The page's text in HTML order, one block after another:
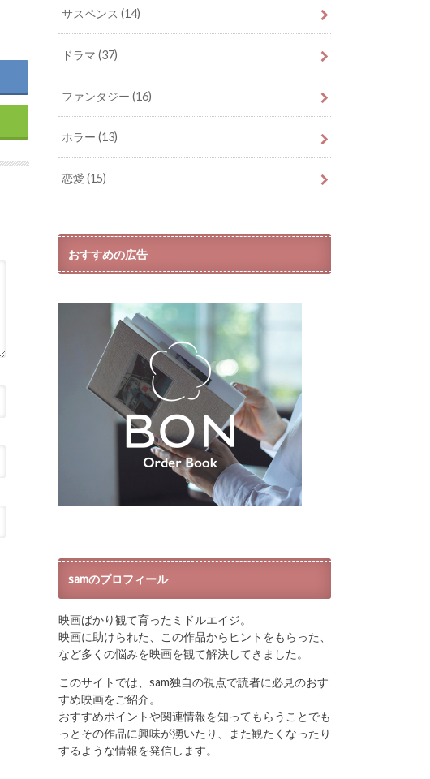
サスペンス(14)
ドラマ(37)
ファンタジー(16)
ホラー(13)
恋愛(15)
おすすめの広告
samのプロフィール
映画ばかり観て育ったミドルエイジ。
映画に助けられた、この作品からヒントをもらった、
など多くの悩みを映画を観て解決してきました。
このサイトでは、sam独自の視点で読者に必見のおす
すめ映画をご紹介。
おすすめポイントや関連情報を知ってもらうことでも
っとその作品に興味が湧いたり、また観たくなったり
するような情報を発信します。